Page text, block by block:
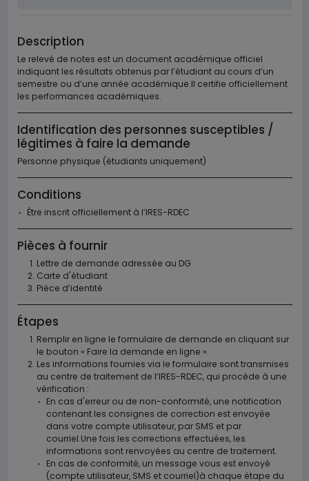
Description
Le relevé de notes est un document académique officiel
indiquant les résultats obtenus par l’étudiant au cours d’un
semestre ou d’une année académique.Il certifie officiellement
les performances académiques.
Identification des personnes susceptibles /
légitimes à faire la demande
Personne physique (étudiants uniquement)
Conditions
Être inscrit officiellement à l’IRES-RDEC
Pièces à fournir
Lettre de demande adressée au DG
Carte d'étudiant
Pièce d’identité
Étapes
Remplir en ligne le formulaire de demande en cliquant sur
le bouton « Faire la demande en ligne ».
Les informations fournies via le formulaire sont transmises
au centre de traitement de l’IRES-RDEC, qui procède à une
vérification :
En cas d'erreur ou de non-conformité, une notification
contenant les consignes de correction est envoyée
dans votre compte utilisateur, par SMS et par
courriel.Une fois les corrections effectuées, les
informations sont renvoyées au centre de traitement.
En cas de conformité, un message vous est envoyé
(compte utilisateur, SMS et courriel)à chaque étape du